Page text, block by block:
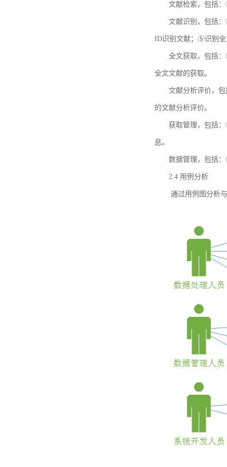
文献检索，包括
文献识别，包括
ID识别文献；⑤识别全
全文获取，包括
全文文献的获取。
文献分析评价，
的文献分析评价。
获取管理，包括
息。
数据管理，包括
2.4 用例分析
通过用例图分析